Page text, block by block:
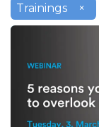
Trainings ×